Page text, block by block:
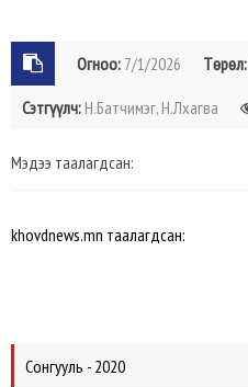
Огноо: 7/1/2026 Төрөл:
Сэтгүүлч: Н.Батчимэг, Н.Лхагва
Мэдээ таалагдсан:
khovdnews.mn таалагдсан:
Сонгууль - 2020